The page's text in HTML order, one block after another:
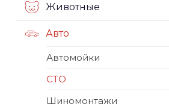
Животные
Авто
Автомойки
СТО
Шиномонтажи